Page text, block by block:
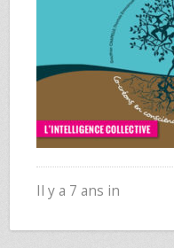
Il y a 7 ans in